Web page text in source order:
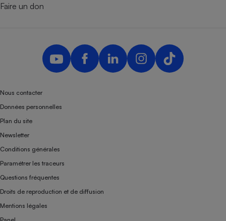
Faire un don
Nous contacter
Données personnelles
Plan du site
Newsletter
Conditions générales
Paramétrer les traceurs
Questions fréquentes
Droits de reproduction et de diffusion
Mentions légales